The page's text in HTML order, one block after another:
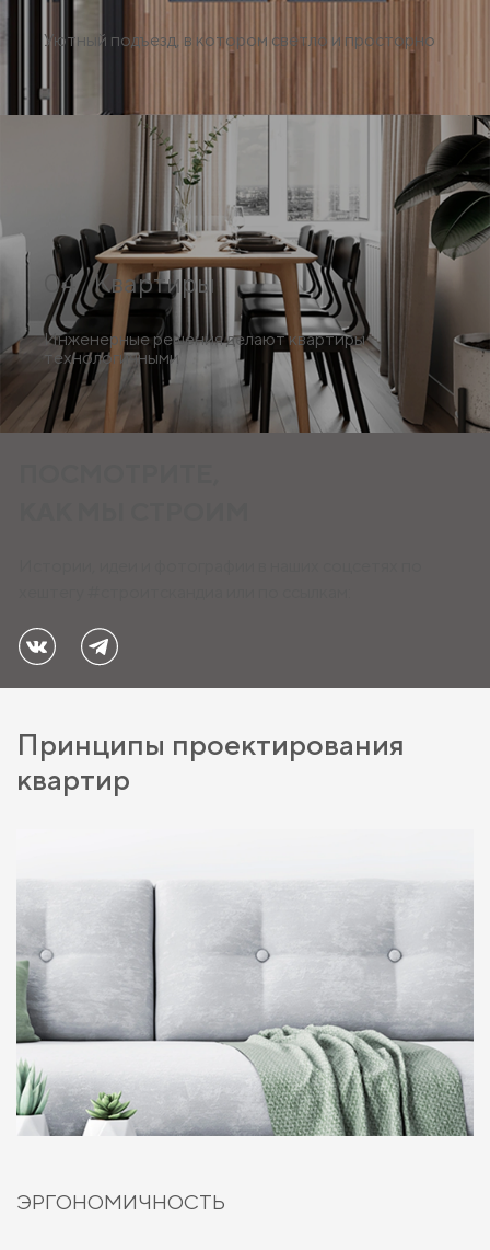
Уютный подъезд, в котором светло и просторно
04 Квартиры
Инженерные решения делают квартиры
технологичными
Принципы проектирования
квартир
ЭРГОНОМИЧНОСТЬ